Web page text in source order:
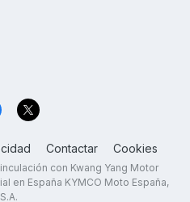
Contactar Cookies
con Kwang Yang Motor
en España KYMCO Moto España,
S.A.